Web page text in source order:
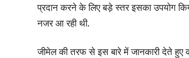
प्रदान करने के लिए बड़े स्तर इसका उपयोग
नजर आ रही थी.
जीमेल की तरफ से इस बारे में जानकारी देते